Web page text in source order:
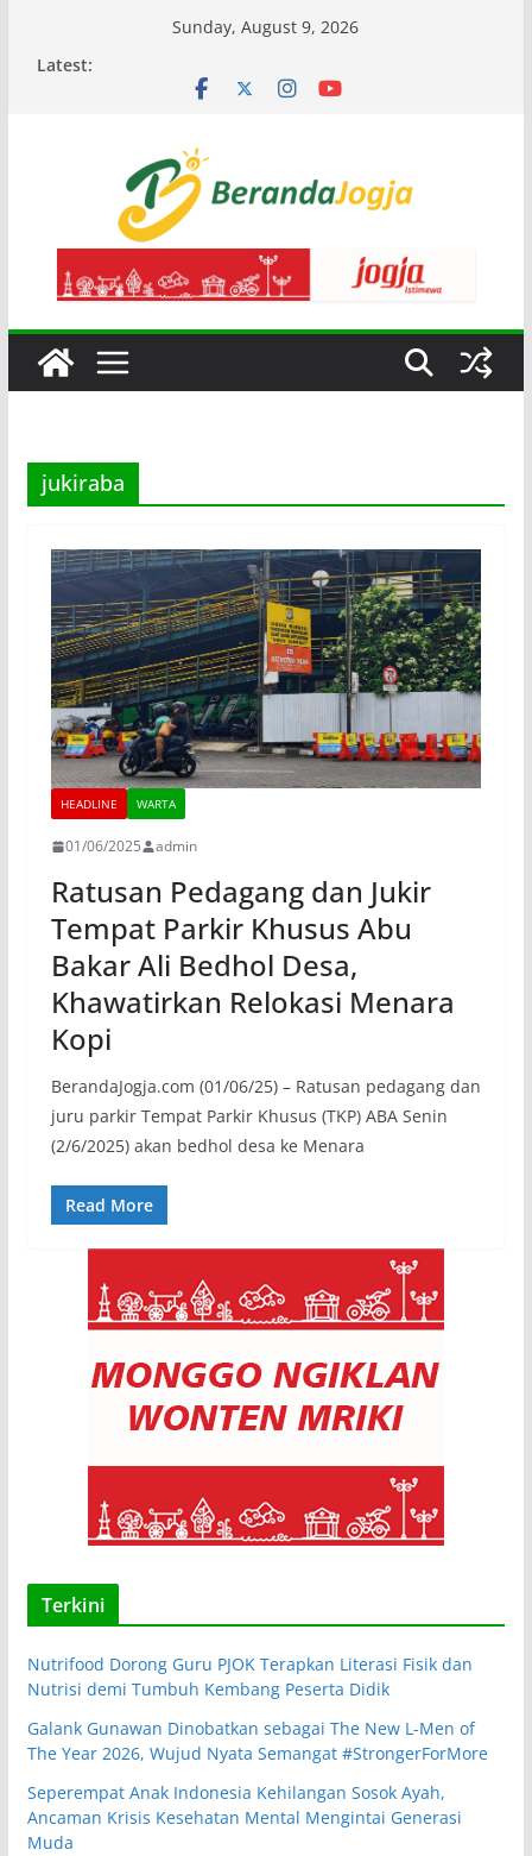
Sunday, August 9, 2026
Latest:
jukiraba
HEADLINE WARTA
01/06/2025 admin
Ratusan Pedagang dan Jukir
Tempat Parkir Khusus Abu
Bakar Ali Bedhol Desa,
Khawatirkan Relokasi Menara
Kopi
BerandaJogja.com (01/06/25) – Ratusan pedagang dan
juru parkir Tempat Parkir Khusus (TKP) ABA Senin
(2/6/2025) akan bedhol desa ke Menara
Read More
Terkini
Nutrifood Dorong Guru PJOK Terapkan Literasi Fisik dan
Nutrisi demi Tumbuh Kembang Peserta Didik
Galank Gunawan Dinobatkan sebagai The New L-Men of
The Year 2026, Wujud Nyata Semangat #StrongerForMore
Seperempat Anak Indonesia Kehilangan Sosok Ayah,
Ancaman Krisis Kesehatan Mental Mengintai Generasi
Muda